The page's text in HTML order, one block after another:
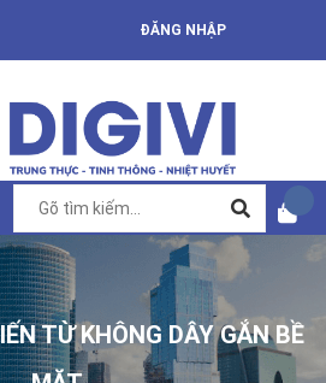
ĐĂNG NHẬP
TỪ KHÔNG DÂY GẮN BỀ